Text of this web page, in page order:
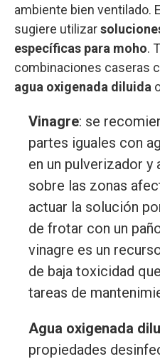
ambiente bien ventilado.
sugiere utilizar
específicas para moho.
combinaciones caseras
agua oxigenada diluida
Vinagre: se
partes iguales con
en un pulverizador
sobre las zonas
actuar la solución
de frotar con un
vinagre es un
de baja toxicidad
tareas de
Agua oxigenada
propiedades